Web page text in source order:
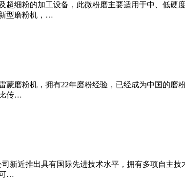
超细粉的加工设备，此微粉磨主要适用于中、低
型磨粉机，…
蒙磨粉机，拥有22年磨粉经验，已经成为中国的
传…
新近推出具有国际先进技术水平，拥有多项自主
…